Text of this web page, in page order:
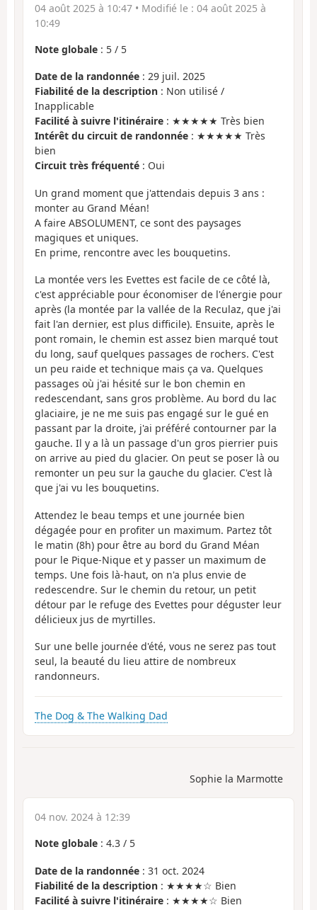
04 août 2025 à 10:47 • Modifié le : 04 août 2025 à
10:49
Note globale : 5 / 5
Date de la randonnée : 29 juil. 2025
Fiabilité de la description : Non utilisé /
Inapplicable
Facilité à suivre l'itinéraire : ★★★★★ Très bien
Intérêt du circuit de randonnée : ★★★★★ Très
bien
Circuit très fréquenté : Oui
Un grand moment que j'attendais depuis 3 ans :
monter au Grand Méan!
A faire ABSOLUMENT, ce sont des paysages
magiques et uniques.
En prime, rencontre avec les bouquetins.
La montée vers les Evettes est facile de ce côté là,
c'est appréciable pour économiser de l'énergie pour
après (la montée par la vallée de la Reculaz, que j'ai
fait l'an dernier, est plus difficile). Ensuite, après le
pont romain, le chemin est assez bien marqué tout
du long, sauf quelques passages de rochers. C'est
un peu raide et technique mais ça va. Quelques
passages où j'ai hésité sur le bon chemin en
redescendant, sans gros problème. Au bord du lac
glaciaire, je ne me suis pas engagé sur le gué en
passant par la droite, j'ai préféré contourner par la
gauche. Il y a là un passage d'un gros pierrier puis
on arrive au pied du glacier. On peut se poser là ou
remonter un peu sur la gauche du glacier. C'est là
que j'ai vu les bouquetins.
Attendez le beau temps et une journée bien
dégagée pour en profiter un maximum. Partez tôt
le matin (8h) pour être au bord du Grand Méan
pour le Pique-Nique et y passer un maximum de
temps. Une fois là-haut, on n'a plus envie de
redescendre. Sur le chemin du retour, un petit
détour par le refuge des Evettes pour déguster leur
délicieux jus de myrtilles.
Sur une belle journée d'été, vous ne serez pas tout
seul, la beauté du lieu attire de nombreux
randonneurs.
The Dog & The Walking Dad
Sophie la Marmotte
04 nov. 2024 à 12:39
Note globale : 4.3 / 5
Date de la randonnée : 31 oct. 2024
Fiabilité de la description : ★★★★☆ Bien
Facilité à suivre l'itinéraire : ★★★★☆ Bien